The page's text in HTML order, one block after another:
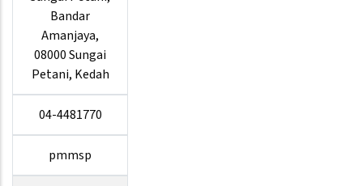
Bandar
Amanjaya,
08000 Sungai
Petani, Kedah
04-4481770
pmmsp